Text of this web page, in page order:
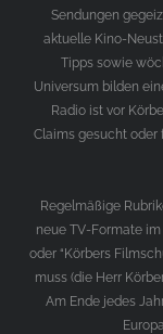
Sendungen
aktuelle Kino-
Tipps sowie
Universum bilden
Radio ist vor
Claims gesucht oder
Regelmäßige
neue TV-Formate im
oder “Körbers
muss (die Herr
Am Ende jedes